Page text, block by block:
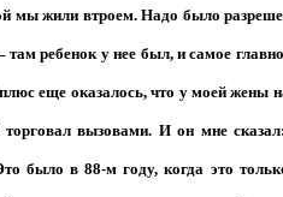
мы жили втроем. Надо было
ребенок у нее был, и самое
еще оказалось, что у моей жены
вызовами. И он мне
было в 88-м году, когда это